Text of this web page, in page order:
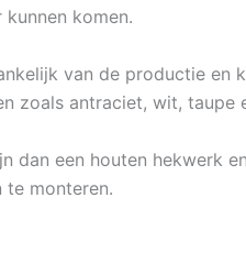
komen.
van de productie
zoals antraciet, wit,
een houten hekwerk
te monteren.